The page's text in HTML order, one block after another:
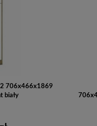
706x466x1869
biały